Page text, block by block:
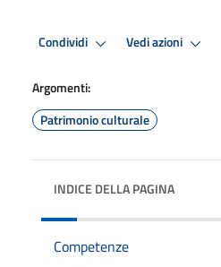
Condividi Vedi azioni
Argomenti:
Patrimonio culturale
INDICE DELLA PAGINA
Competenze